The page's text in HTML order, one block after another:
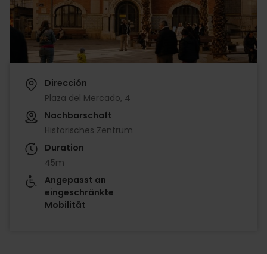
Dirección
Plaza del Mercado, 4
Nachbarschaft
Historisches Zentrum
Duration
45m
Angepasst an
eingeschränkte
Mobilität